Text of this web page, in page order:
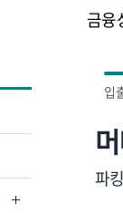
금융
입
파